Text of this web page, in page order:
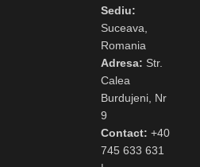
Sediu:
Suceava,
Romania
Adresa: Str.
Calea
Burdujeni, Nr
9
Contact: +40
745 633 631